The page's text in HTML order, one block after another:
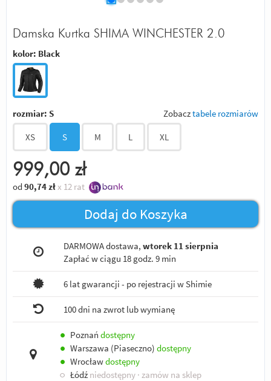
Damska Kurtka SHIMA WINCHESTER 2.0
kolor: Black
rozmiar: S Zobacztabele rozmiarów
XS S M L XL
999,00 zł
od 90,74 zł x 12 rat
Dodaj do Koszyka
DARMOWA dostawa,wtorek 11 sierpnia
Zapłać w ciągu 18 godz. 9 min
6 lat gwarancji - po rejestracji w Shimie
100 dni na zwrot lub wymianę
● Poznań dostępny
● Warszawa (Piaseczno) dostępny
● Wrocławdostępny
○ Łódź niedostępny · zamów na sklep